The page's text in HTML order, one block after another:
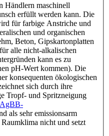
Händlern maschinell
erfüllt werden kann. Die
für farbige Anstriche und
und organischen
Beton, Gipskartonplatten
alle nicht-alkalischen
kann es zu
pH-Wert kommen). Die
konsequenten ökologischen
sich durch ihre
Tropf- und Spritzneigung
AgBB-
als sehr emissionsarm
nicht und setzt